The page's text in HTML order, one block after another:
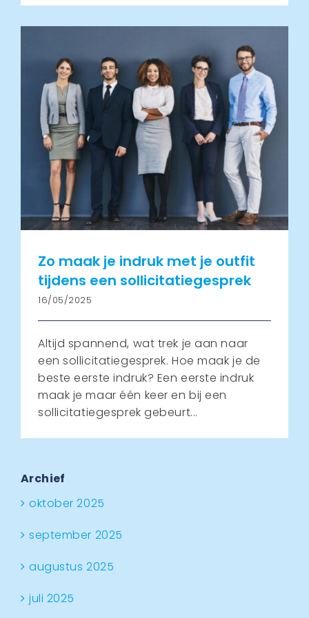
Zo maak je indruk met je outfit
tijdens een sollicitatiegesprek
16/05/2025
Altijd spannend, wat trek je aan naar
een sollicitatiegesprek. Hoe maak je de
beste eerste indruk? Een eerste indruk
maak je maar één keer en bij een
sollicitatiegesprek gebeurt...
Archief
oktober 2025
september 2025
augustus 2025
juli 2025